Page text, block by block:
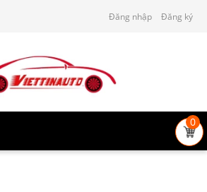
Đăng nhập Đăng ký
0